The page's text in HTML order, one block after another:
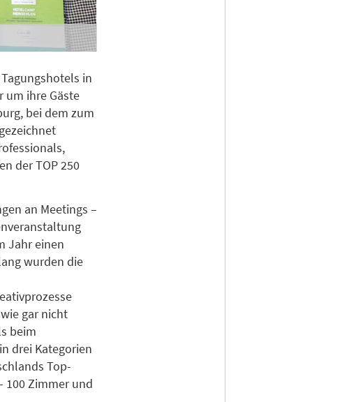
in
um ihre Gäste
bei dem zum
der TOP 250
an Meetings –
Jahr einen
wurden die
gar nicht
beim
drei Kategorien
Top-
100 Zimmer und